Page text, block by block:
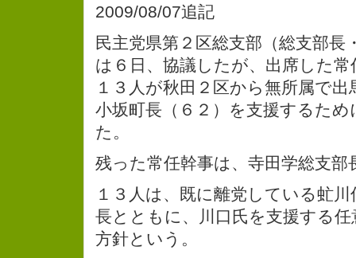
2009/08/07追記
民主党県第２区総支部（総支部長
は６日、協議したが、出席した
１３人が秋田２区から無所属で
小坂町長（６２）を支援するた
た。
残った常任幹事は、寺田学総支
１３人は、既に離党している虻
長とともに、川口氏を支援する
方針という。